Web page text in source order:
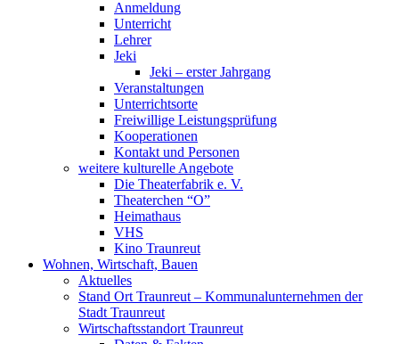
Anmeldung
Unterricht
Lehrer
Jeki
Jeki – erster Jahrgang
Veranstaltungen
Unterrichtsorte
Freiwillige Leistungsprüfung
Kooperationen
Kontakt und Personen
weitere kulturelle Angebote
Die Theaterfabrik e. V.
Theaterchen “O”
Heimathaus
VHS
Kino Traunreut
Wohnen, Wirtschaft, Bauen
Aktuelles
Stand Ort Traunreut – Kommunalunternehmen der
Stadt Traunreut
Wirtschaftsstandort Traunreut